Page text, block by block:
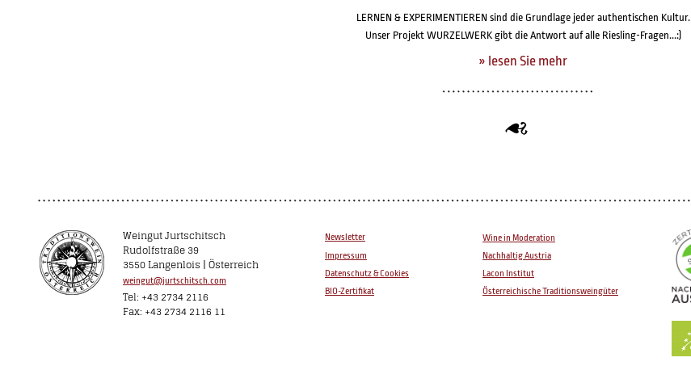
LERNEN & EXPERIMENTIEREN sind die Grundlage jeder authentischen Kultur.
Unser Projekt WURZELWERK gibt die Antwort auf alle Riesling-Fragen...:)
» lesen Sie mehr
Weingut Jurtschitsch
Rudolfstraße 39
3550 Langenlois | Österreich
weingut@jurtschitsch.com
Tel: +43 2734 2116
Fax: +43 2734 2116 11
Newsletter
Impressum
Datenschutz & Cookies
BIO-Zertifikat
Wine in Moderation
Nachhaltig Austria
Lacon Institut
Österreichische Traditionsweingüter